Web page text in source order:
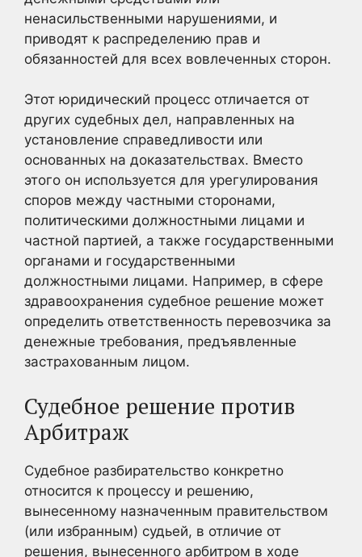
ненасильственными нарушениями, и
приводят к распределению прав и
обязанностей для всех вовлеченных сторон.
Этот юридический процесс отличается от
других судебных дел, направленных на
установление справедливости или
основанных на доказательствах. Вместо
этого он используется для урегулирования
споров между частными сторонами,
политическими должностными лицами и
частной партией, а также государственными
органами и государственными
должностными лицами. Например, в сфере
здравоохранения судебное решение может
определить ответственность перевозчика за
денежные требования, предъявленные
застрахованным лицом.
Судебное решение против
Арбитраж
Судебное разбирательство конкретно
относится к процессу и решению,
вынесенному назначенным правительством
(или избранным) судьей, в отличие от
решения, вынесенного арбитром в ходе